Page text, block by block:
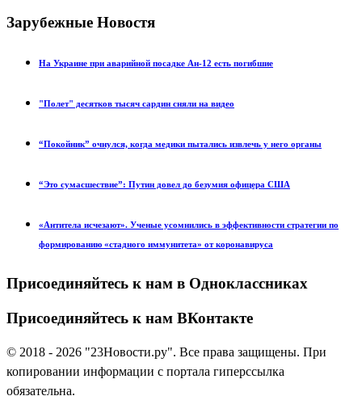
Зарубежные Новостя
На Украине при аварийной посадке Ан-12 есть погибшие
"Полет" десятков тысяч сардин сняли на видео
“Покойник” очнулся, когда медики пытались извлечь у него органы
“Это сумасшествие”: Путин довел до безумия офицера США
«Антитела исчезают». Ученые усомнились в эффективности стратегии по
формированию «стадного иммунитета» от коронавируса
Присоединяйтесь к нам в Одноклассниках
Присоединяйтесь к нам ВКонтакте
© 2018 - 2026 "23Новости.ру". Все права защищены. При
копировании информации с портала гиперссылка
обязательна.